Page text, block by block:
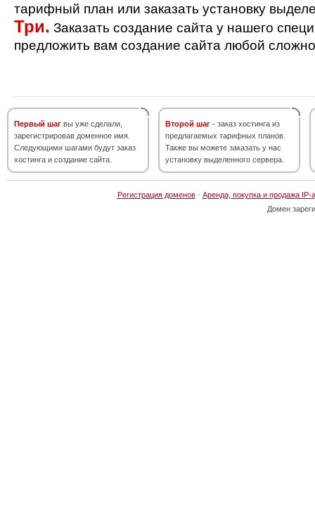
тарифный план или заказать установку
Три. Заказать создание сайта у нашего
предложить вам создание сайта любой
Первый шаг вы уже сделали,
зарегистрировав доменное имя.
Следующими шагами будут заказ
хостинга и создание сайта.
Второй шаг - заказ хостинга из
предлагаемых тарифных планов.
Также вы можете заказать у нас
установку выделенного сервера.
Регистрация доменов· Аренда, покупка и продажа IP-
Домен